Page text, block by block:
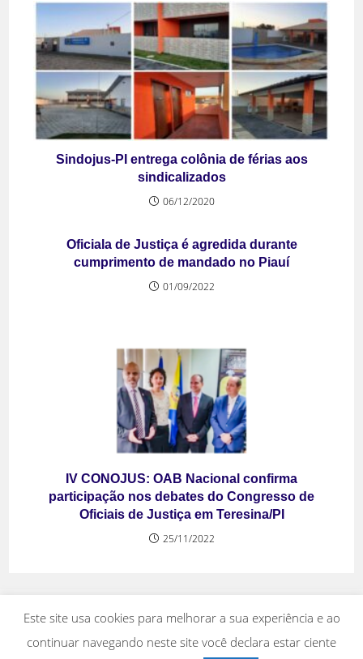
Sindojus-PI entrega colônia de férias aos
sindicalizados
06/12/2020
Oficiala de Justiça é agredida durante
cumprimento de mandado no Piauí
01/09/2022
IV CONOJUS: OAB Nacional confirma
participação nos debates do Congresso de
Oficiais de Justiça em Teresina/PI
25/11/2022
Este site usa cookies para melhorar a sua experiência e ao
continuar navegando neste site você declara estar ciente